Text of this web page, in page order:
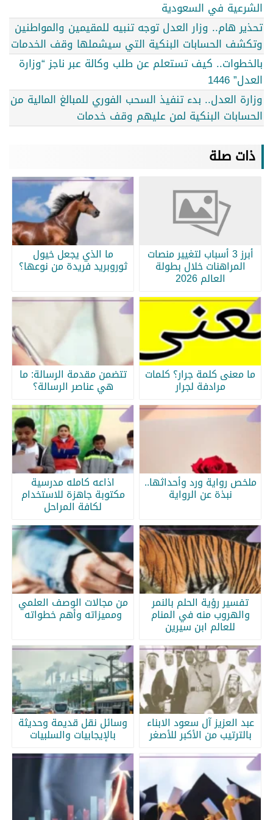
الشرعية في السعودية
تحذير هام.. وزار العدل توجه تنبيه للمقيمين والمواطنين
وتكشف الحسابات البنكية التي سيشملها وقف الخدمات
بالخطوات.. كيف تستعلم عن طلب وكالة عبر ناجز “وزارة
العدل” 1446
وزارة العدل.. بدء تنفيذ السحب الفوري للمبالغ المالية من
الحسابات البنكية لمن عليهم وقف خدمات
ذات صلة
أبرز 3 أسباب لتغيير منصات
المراهنات خلال بطولة
العالم 2026
ما الذي يجعل خيول
ثوروبريد فريدة من نوعها؟
ما معنى كلمة جرار؟ كلمات
مرادفة لجرار
تتضمن مقدمة الرسالة: ما
هي عناصر الرسالة؟
ملخص رواية ورد وأحداثها..
نبذة عن الرواية
اذاعه كامله مدرسية
مكتوبة جاهزة للاستخدام
لكافة المراحل
تفسير رؤية الحلم بالنمر
والهروب منه في المنام
للعالم ابن سيرين
من مجالات الوصف العلمي
ومميزاته وأهم خطواته
عبد العزيز آل سعود الابناء
بالترتيب من الأكبر للأصغر
وسائل نقل قديمة وحديثة
بالإيجابيات والسلبيات